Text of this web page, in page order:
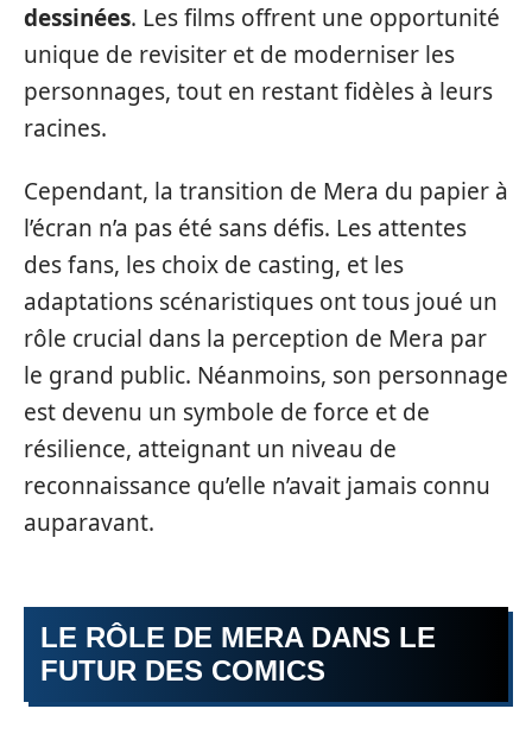
dessinées. Les films offrent une opportunité
unique de revisiter et de moderniser les
personnages, tout en restant fidèles à leurs
racines.
Cependant, la transition de Mera du papier à
l’écran n’a pas été sans défis. Les attentes
des fans, les choix de casting, et les
adaptations scénaristiques ont tous joué un
rôle crucial dans la perception de Mera par
le grand public. Néanmoins, son personnage
est devenu un symbole de force et de
résilience, atteignant un niveau de
reconnaissance qu’elle n’avait jamais connu
auparavant.
LE RÔLE DE MERA DANS LE
FUTUR DES COMICS